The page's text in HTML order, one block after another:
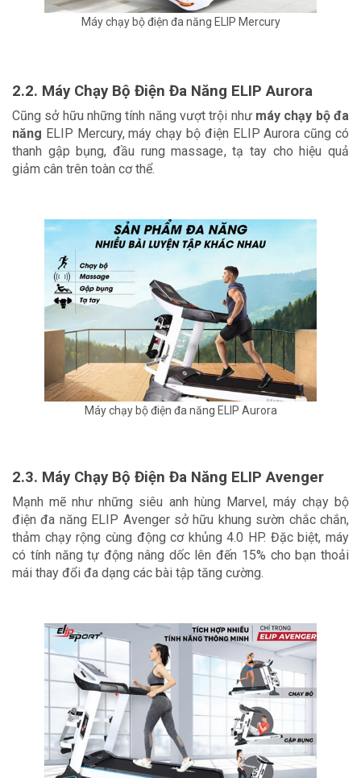
Máy chạy bộ điện đa năng ELIP Mercury
2.2. Máy Chạy Bộ Điện Đa Năng ELIP Aurora
Cũng sở hữu những tính năng vượt trội như máy chạy bộ đa
năng ELIP Mercury, máy chạy bộ điện ELIP Aurora cũng có
thanh gập bụng, đầu rung massage, tạ tay cho hiệu quả
giảm cân trên toàn cơ thể.
Máy chạy bộ điện đa năng ELIP Aurora
2.3. Máy Chạy Bộ Điện Đa Năng ELIP Avenger
Mạnh mẽ như những siêu anh hùng Marvel, máy chạy bộ
điện đa năng ELIP Avenger sở hữu khung sườn chắc chắn,
thảm chạy rộng cùng động cơ khủng 4.0 HP. Đặc biệt, máy
có tính năng tự động nâng dốc lên đến 15% cho bạn thoải
mái thay đổi đa dạng các bài tập tăng cường.